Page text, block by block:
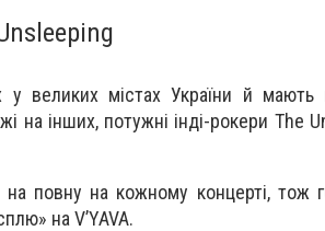
великих містах України й мають
на інших, потужні інді-рокери The
повну на кожному концерті, тож
на V’YAVA.